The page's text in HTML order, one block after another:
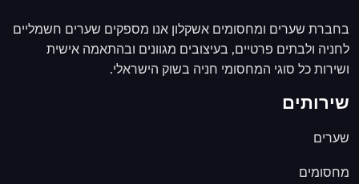
בחברת שערים ומחסומים אשקלון אנו מספקים שערים חשמליים
לחניה ולבתים פרטיים, בעיצובים מגוונים ובהתאמה אישית
ושירות כל סוגי המחסומי חניה בשוק הישראלי.
שירותים
שערים
מחסומים